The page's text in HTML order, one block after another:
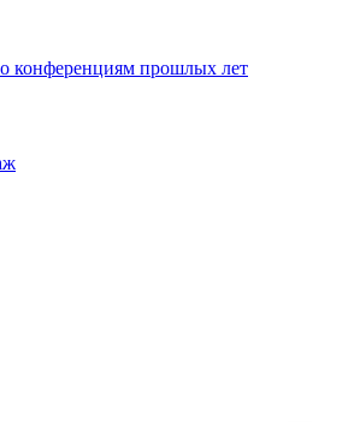
конференциям прошлых лет